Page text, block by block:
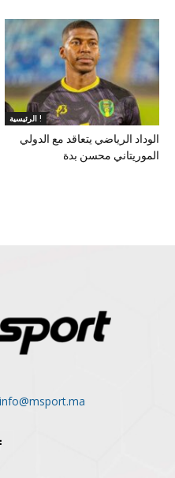
الرئيسية !
الوداد الرياضي يتعاقد مع الدولي
الموريتاني محسن بدة
info@msport.ma